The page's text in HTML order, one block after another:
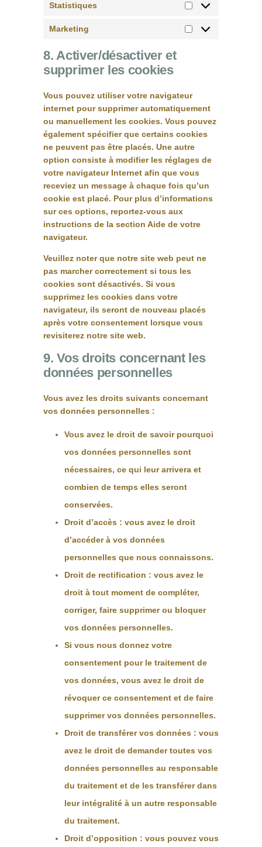
Statistiques
Statistiques
Marketing
Marketing
8. Activer/désactiver et
supprimer les cookies
Vous pouvez utiliser votre navigateur
internet pour supprimer automatiquement
ou manuellement les cookies. Vous pouvez
également spécifier que certains cookies
ne peuvent pas être placés. Une autre
option consiste à modifier les réglages de
votre navigateur Internet afin que vous
receviez un message à chaque fois qu’un
cookie est placé. Pour plus d’informations
sur ces options, reportez-vous aux
instructions de la section Aide de votre
navigateur.
Veuillez noter que notre site web peut ne
pas marcher correctement si tous les
cookies sont désactivés. Si vous
supprimez les cookies dans votre
navigateur, ils seront de nouveau placés
après votre consentement lorsque vous
revisiterez notre site web.
9. Vos droits concernant les
données personnelles
Vous avez les droits suivants concernant
vos données personnelles :
Vous avez le droit de savoir pourquoi
vos données personnelles sont
nécessaires, ce qui leur arrivera et
combien de temps elles seront
conservées.
Droit d’accès : vous avez le droit
d’accéder à vos données
personnelles que nous connaissons.
Droit de rectification : vous avez le
droit à tout moment de compléter,
corriger, faire supprimer ou bloquer
vos données personnelles.
Si vous nous donnez votre
consentement pour le traitement de
vos données, vous avez le droit de
révoquer ce consentement et de faire
supprimer vos données personnelles.
Droit de transférer vos données : vous
avez le droit de demander toutes vos
données personnelles au responsable
du traitement et de les transférer dans
leur intégralité à un autre responsable
du traitement.
Droit d’opposition : vous pouvez vous